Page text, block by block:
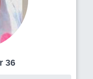
36